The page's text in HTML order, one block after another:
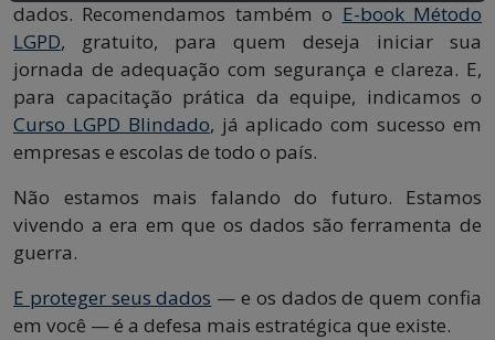
dados. Recomendamos também o E-book Método
LGPD, gratuito, para quem deseja iniciar sua
jornada de adequação com segurança e clareza. E,
para capacitação prática da equipe, indicamos o
Curso LGPD Blindado, já aplicado com sucesso em
empresas e escolas de todo o país.
Não estamos mais falando do futuro. Estamos
vivendo a era em que os dados são ferramenta de
guerra.
E proteger seus dados — e os dados de quem confia
em você — é a defesa mais estratégica que existe.